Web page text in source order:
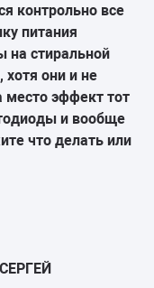
контрольно все
питания
на стиральной
они и не
место эффект тот
и вообще
что делать или